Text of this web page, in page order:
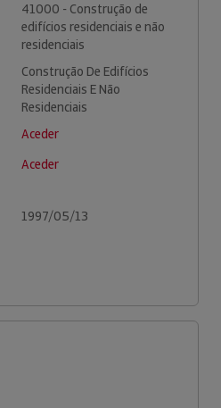
41000 - Construção de
edifícios residenciais e não
residenciais
Construção De Edifícios
Residenciais E Não
Residenciais
Aceder
Aceder
1997/05/13